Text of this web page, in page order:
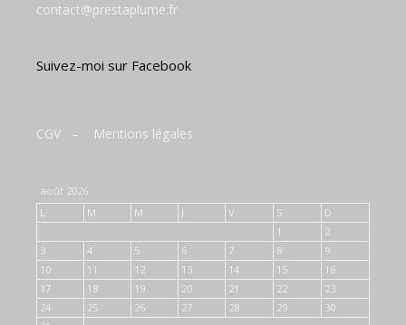
contact@prestaplume.fr
Suivez-moi sur Facebook
CGV – Mentions légales
août 2026
L
M M J V S
D
1
2
3
4 5 6 7 8
9
10
11 12 13 14 15
16
17
18 19 20 21 22
23
24
25 26 27 28 29
30